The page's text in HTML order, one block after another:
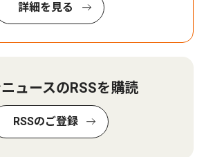
詳細を見る
ュースのRSSを購読
RSSのご登録